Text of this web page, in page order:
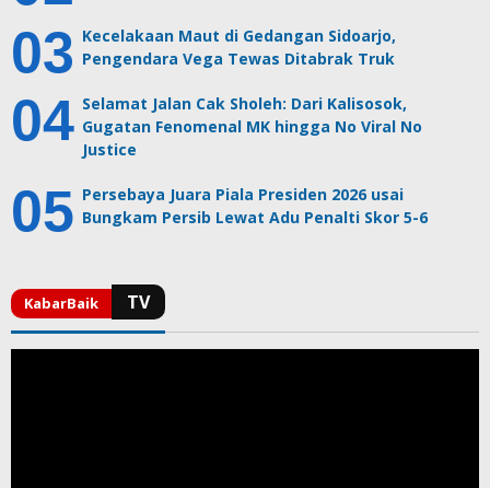
Kecelakaan Maut di Gedangan Sidoarjo,
Pengendara Vega Tewas Ditabrak Truk
Selamat Jalan Cak Sholeh: Dari Kalisosok,
Gugatan Fenomenal MK hingga No Viral No
Justice
Persebaya Juara Piala Presiden 2026 usai
Bungkam Persib Lewat Adu Penalti Skor 5-6